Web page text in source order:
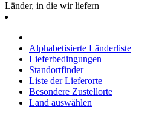
Länder, in die wir liefern
Alphabetisierte Länderliste
Lieferbedingungen
Standortfinder
Liste der Lieferorte
Besondere Zustellorte
Land auswählen